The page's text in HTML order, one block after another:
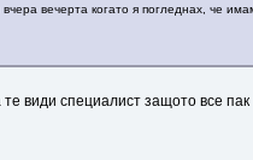
вечерта когато я погледнах, че
види специалист защото все